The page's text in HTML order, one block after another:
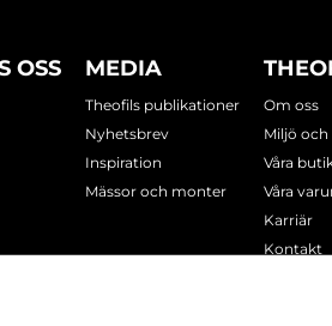
OSS MEDIA
Theofils publikationer
Nyhetsbrev
Inspiration
Mässor och monter
Om oss
Miljö
Våra
Våra
Karriär
Kontakt